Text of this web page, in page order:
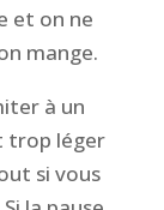
et on ne
mange.
à un
trop léger
si vous